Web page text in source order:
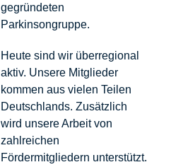
gegründeten
Parkinsongruppe.
Heute sind wir überregional
aktiv. Unsere Mitglieder
kommen aus vielen Teilen
Deutschlands. Zusätzlich
wird unsere Arbeit von
zahlreichen
Fördermitgliedern unterstützt.